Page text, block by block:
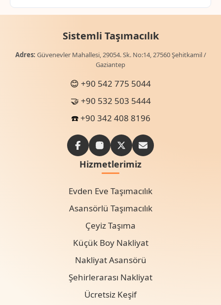
Sistemli Taşımacılık
Adres: Güvenevler Mahallesi, 29054. Sk. No:14, 27560 Şehitkamil /
Gaziantep
😊 +90 542 775 5044
🤝 +90 532 503 5444
☎️+90 342 408 8196
Hizmetlerimiz
Evden Eve Taşımacılık
Asansörlü Taşımacılık
Çeyiz Taşıma
Küçük Boy Nakliyat
Nakliyat Asansörü
Şehirlerarası Nakliyat
Ücretsiz Keşif